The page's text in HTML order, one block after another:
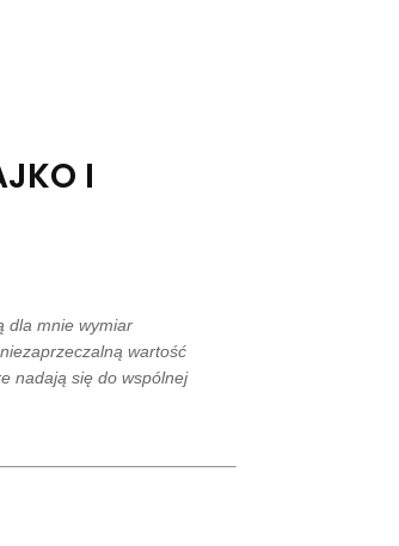
I
dla mnie wymiar
wartość
nadają się do wspólnej